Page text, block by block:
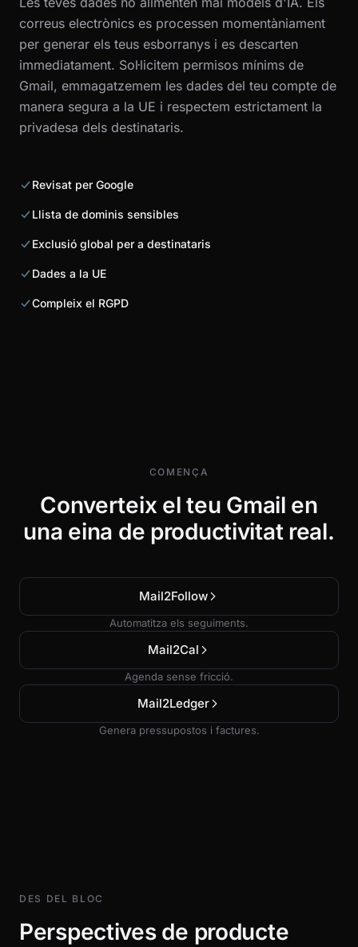
correus electrònics es processen momentàniament
per generar els teus esborranys i es descarten
immediatament. Sol·licitem permisos mínims de
Gmail, emmagatzemem les dades del teu compte de
manera segura a la UE i respectem estrictament la
privadesa dels destinataris.
Revisat per Google
Llista de dominis sensibles
Exclusió global per a destinataris
Dades a la UE
Compleix el RGPD
COMENÇA
Converteix el teu Gmail en
una eina de productivitat real.
Mail2Follow
Automatitza els seguiments.
Mail2Cal
Agenda sense fricció.
Mail2Ledger
Genera pressupostos i factures.
DES DEL BLOC
Perspectives de producte